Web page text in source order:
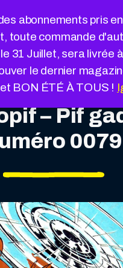
abonnements pris
toute commande
31 Juillet, sera livrée
le dernier
BON ÉTÉ À TOUS !
– Pif
0079